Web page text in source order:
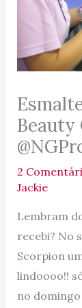
Beauty
2
Jackie
Lembram
recebi? No
Scorpion
lindoooo!!
no domingo